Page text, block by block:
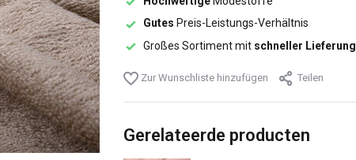
Gutes Preis-Leistungs-Verhältnis
Großes Sortiment mit schneller Lieferung
Zur Wunschliste hinzufügen Teilen
Gerelateerde producten